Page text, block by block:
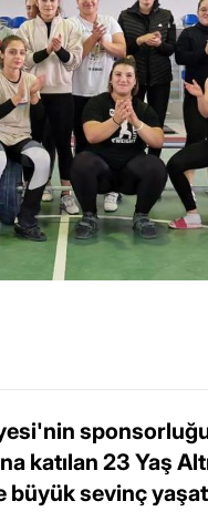
katılan 23 Yaş
büyük sevinç